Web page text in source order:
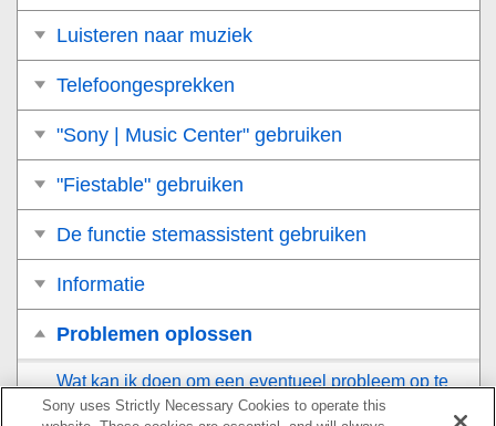
Luisteren naar muziek
Telefoongesprekken
"Sony | Music Center" gebruiken
"Fiestable" gebruiken
De functie stemassistent gebruiken
Informatie
Problemen oplossen
Wat kan ik doen om een eventueel probleem op te
lossen?
Sony uses Strictly Necessary Cookies to operate this